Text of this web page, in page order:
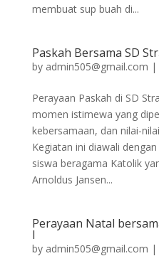
membuat sup buah di...
Paskah Bersama SD
by admin505@gmail.com |
Perayaan Paskah di SD
momen istimewa yang
kebersamaan, dan nilai-
Kegiatan ini diawali
siswa beragama Katolik
Arnoldus Jansen...
Perayaan Natal
I
by admin505@gmail.com |